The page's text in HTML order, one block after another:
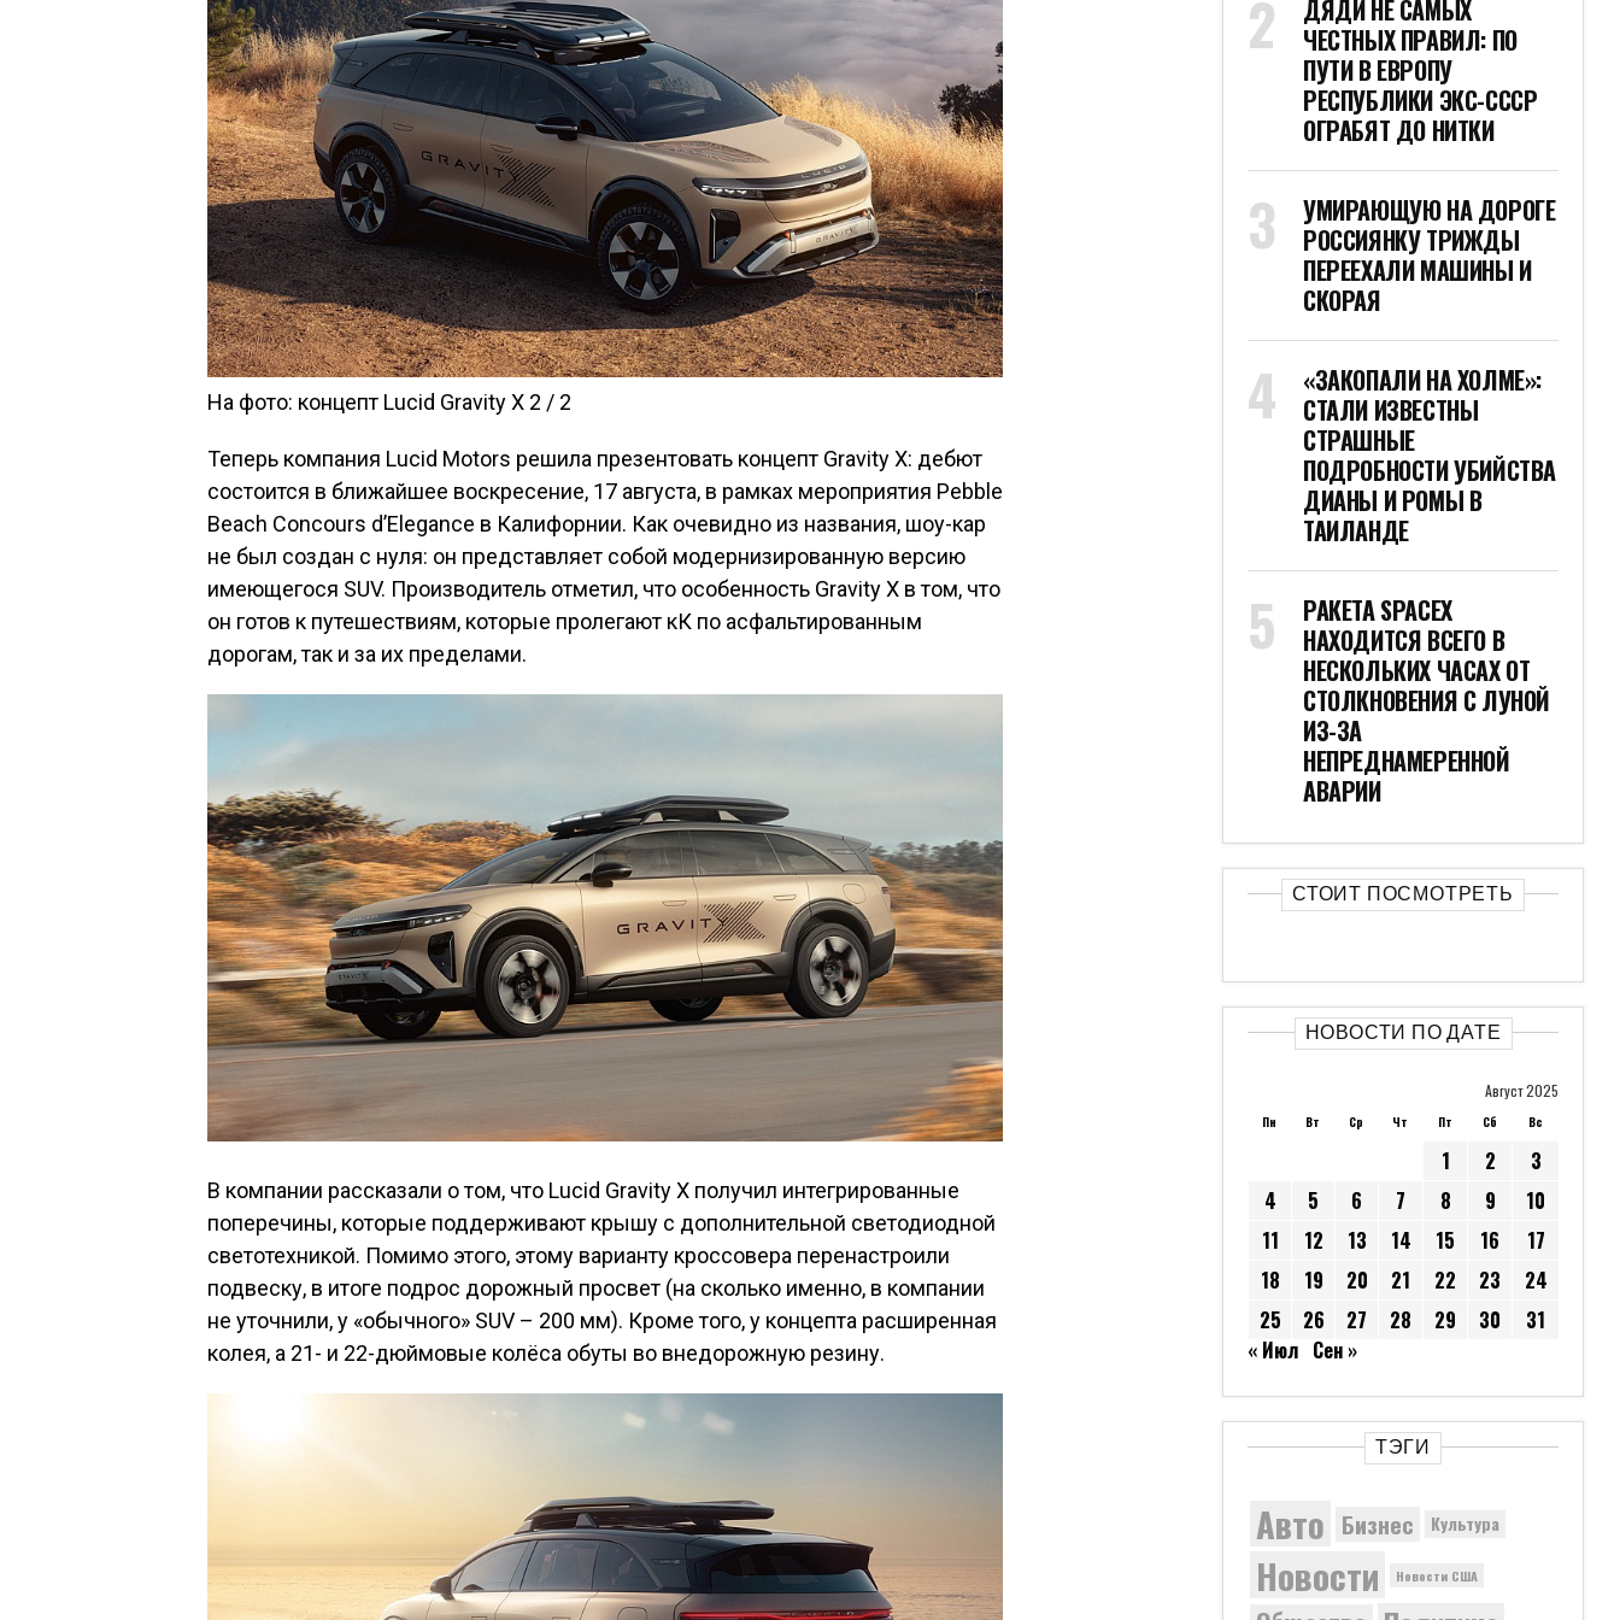
На фото: концепт Lucid Gravity X 2 / 2
Теперь компания Lucid Motors решила презентовать концепт Gravity X: дебют
состоится в ближайшее воскресение, 17 августа, в рамках мероприятия Pebble
Beach Concours d’Elegance в Калифорнии. Как очевидно из названия, шоу-кар
не был создан с нуля: он представляет собой модернизированную версию
имеющегося SUV. Производитель отметил, что особенность Gravity X в том, что
он готов к путешествиям, которые пролегают кК по асфальтированным
дорогам, так и за их пределами.
В компании рассказали о том, что Lucid Gravity X получил интегрированные
поперечины, которые поддерживают крышу с дополнительной светодиодной
светотехникой. Помимо этого, этому варианту кроссовера перенастроили
подвеску, в итоге подрос дорожный просвет (на сколько именно, в компании
не уточнили, у «обычного» SUV – 200 мм). Кроме того, у концепта расширенная
колея, а 21- и 22-дюймовые колёса обуты во внедорожную резину.
ДЯДИ НЕ САМЫХ
ЧЕСТНЫХ ПРАВИЛ: ПО
ПУТИ В ЕВРОПУ
РЕСПУБЛИКИ ЭКС-СССР
ОГРАБЯТ ДО НИТКИ
УМИРАЮЩУЮ НА ДОРОГЕ
РОССИЯНКУ ТРИЖДЫ
ПЕРЕЕХАЛИ МАШИНЫ И
СКОРАЯ
«ЗАКОПАЛИ НА ХОЛМЕ»:
СТАЛИ ИЗВЕСТНЫ
СТРАШНЫЕ
ПОДРОБНОСТИ УБИЙСТВА
ДИАНЫ И РОМЫ В
ТАИЛАНДЕ
РАКЕТА SPACEX
НАХОДИТСЯ ВСЕГО В
НЕСКОЛЬКИХ ЧАСАХ ОТ
СТОЛКНОВЕНИЯ С ЛУНОЙ
ИЗ-ЗА
НЕПРЕДНАМЕРЕННОЙ
АВАРИИ
СТОИТ ПОСМОТРЕТЬ
НОВОСТИ ПО ДАТЕ
Август 2025
Пн Вт Ср Чт Пт Сб Вс
1 2
3
4
5 6 7 8 9
10
11
12 13 14 15 16
17
18
19 20 21 22 23
24
25
26 27 28 29 30
31
« Июл Сен »
ТЭГИ
Авто Бизнес Культура
Новости Новости США